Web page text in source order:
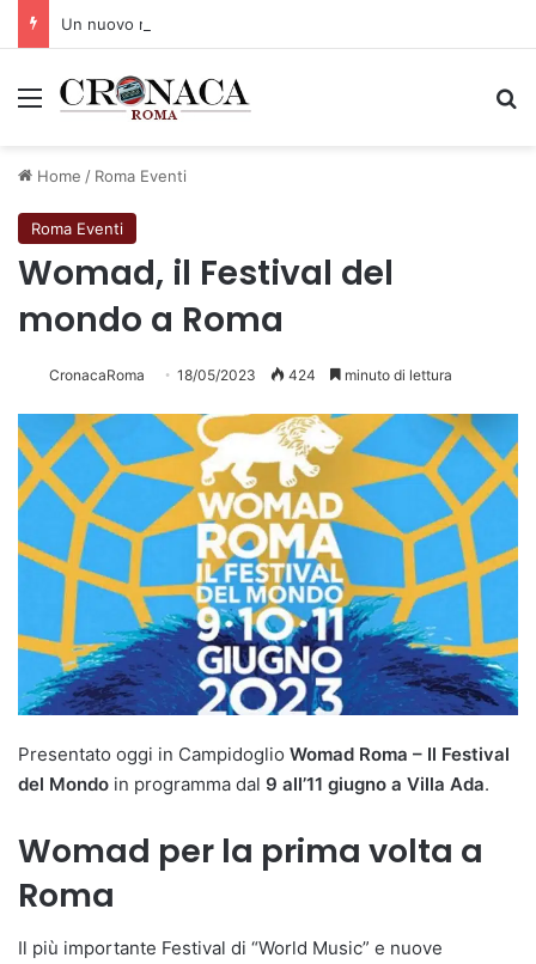
Menu
Home / Roma Eventi
Roma Eventi
Womad, il Festival del
mondo a Roma
CronacaRoma 18/05/2023 424 minuto di lettura
Presentato oggi in Campidoglio Womad Roma – Il Festival
del Mondo in programma dal 9 all’11 giugno a Villa Ada.
Womad per la prima volta a
Roma
Il più importante Festival di “World Music” e nuove